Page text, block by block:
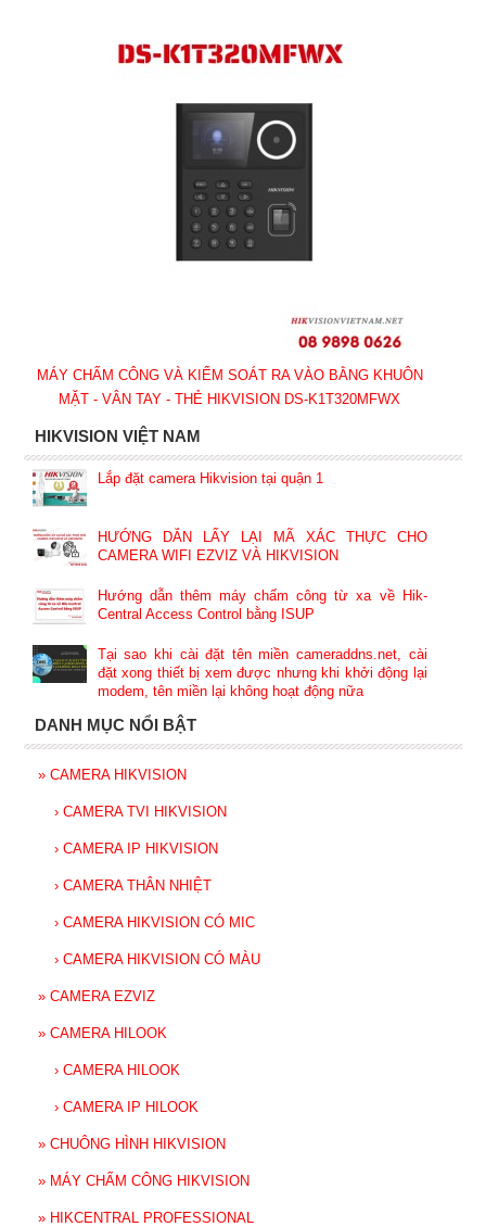
MÁY CHẤM CÔNG VÀ KIỂM SOÁT RA VÀO BẰNG KHUÔN
MẶT - VÂN TAY - THẺ HIKVISION DS-K1T320MFWX
HIKVISION VIỆT NAM
Lắp đặt camera Hikvision tại quận 1
HƯỚNG DẪN LẤY LẠI MÃ XÁC THỰC CHO
CAMERA WIFI EZVIZ VÀ HIKVISION
Hướng dẫn thêm máy chấm công từ xa về Hik-
Central Access Control bằng ISUP
Tại sao khi cài đặt tên miền cameraddns.net, cài
đặt xong thiết bị xem được nhưng khi khởi động lại
modem, tên miền lại không hoạt động nữa
DANH MỤC NỔI BẬT
» CAMERA HIKVISION
› CAMERA TVI HIKVISION
› CAMERA IP HIKVISION
› CAMERA THÂN NHIỆT
› CAMERA HIKVISION CÓ MIC
› CAMERA HIKVISION CÓ MÀU
» CAMERA EZVIZ
» CAMERA HILOOK
› CAMERA HILOOK
› CAMERA IP HILOOK
» CHUÔNG HÌNH HIKVISION
» MÁY CHẤM CÔNG HIKVISION
» HIKCENTRAL PROFESSIONAL